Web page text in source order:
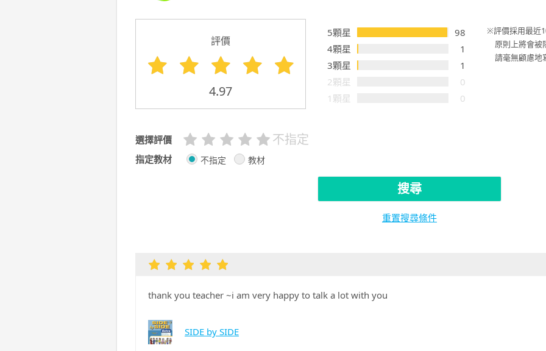
評價
4.97
5顆星
98
4顆星
1
3顆星
1
2顆星
0
1顆星
0
評價採用最近
原則上將會被
請毫無顧慮地
選擇評價 不指定
指定教材 不指定 教材
搜尋
重置搜尋條件
thank you teacher ~i am very happy to talk a lot with you
SIDE by SIDE